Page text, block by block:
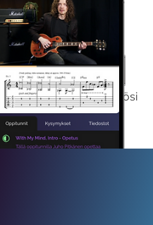
sisältömme käyttöösi